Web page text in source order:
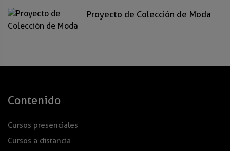
Proyecto de Colección de Moda
Contenido
Cursos presenciales
Cursos a distancia